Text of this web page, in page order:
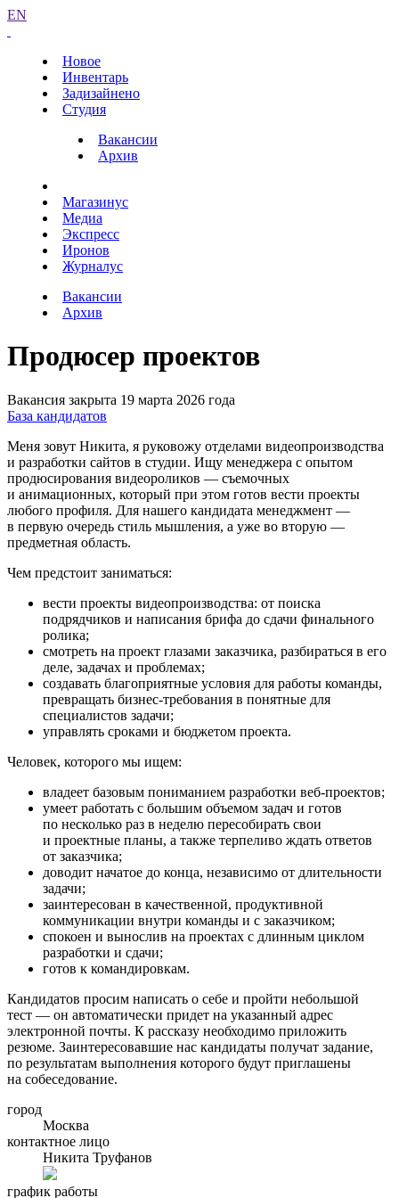
EN
Новое
Инвентарь
Задизайнено
Студия
Вакансии
Архив
Магазинус
Медиа
Экспресс
Иронов
Журналус
Вакансии
Архив
Продюсер проектов
Вакансия закрыта 19 марта 2026 года
База кандидатов
Меня зовут Никита, я руковожу отделами видеопроизводства
и разработки сайтов в студии. Ищу менеджера с опытом
продюсирования видеороликов — съемочных
и анимационных, который при этом готов вести проекты
любого профиля. Для нашего кандидата менеджмент —
в первую очередь стиль мышления, а уже во вторую —
предметная область.
Чем предстоит заниматься:
вести проекты видеопроизводства: от поиска
подрядчиков и написания брифа до сдачи финального
ролика;
смотреть на проект глазами заказчика, разбираться в его
деле, задачах и проблемах;
создавать благоприятные условия для работы команды,
превращать бизнес-требования в понятные для
специалистов задачи;
управлять сроками и бюджетом проекта.
Человек, которого мы ищем:
владеет базовым пониманием разработки веб-проектов;
умеет работать с большим объемом задач и готов
по несколько раз в неделю пересобирать свои
и проектные планы, а также терпеливо ждать ответов
от заказчика;
доводит начатое до конца, независимо от длительности
задачи;
заинтересован в качественной, продуктивной
коммуникации внутри команды и с заказчиком;
спокоен и вынослив на проектах с длинным циклом
разработки и сдачи;
готов к командировкам.
Кандидатов просим написать о себе и пройти небольшой
тест — он автоматически придет на указанный адрес
электронной почты. К рассказу необходимо приложить
резюме. Заинтересовавшие нас кандидаты получат задание,
по результатам выполнения которого будут приглашены
на собеседование.
город
Москва
контактное лицо
Никита Труфанов
график работы